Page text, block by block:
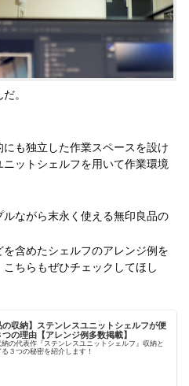
。
も独立した作業スペースを設け
ットシェルフを用いて作業環境
ながら末永く使える無印良品の
含めたシェルフのアレンジ例を
ちらもぜひチェックしてほし
の収納】ステンレスユニットシェルフが便
の理由【アレンジ例多数掲載】
の代表作『ステンレスユニットシェルフ』収納と
３つの秘密を紹介します！